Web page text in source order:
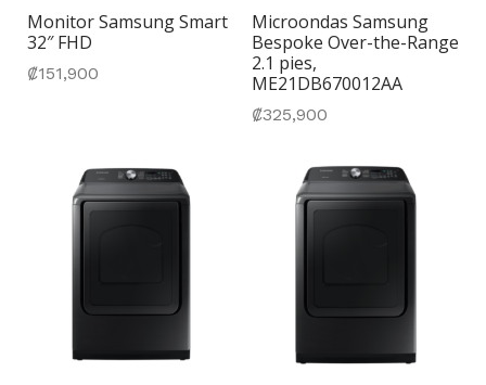
Monitor Samsung Smart
32″ FHD
₡151,900
Microondas Samsung
Bespoke Over-the-Range
2.1 pies,
ME21DB670012AA
₡325,900